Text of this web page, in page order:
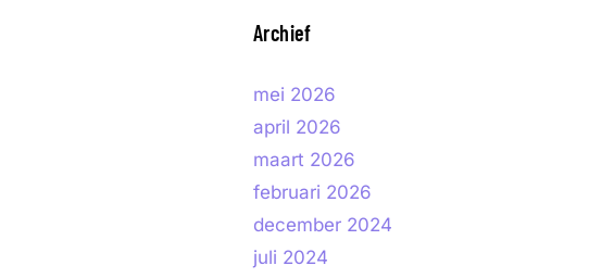
Archief
mei 2026
april 2026
maart 2026
februari 2026
december 2024
juli 2024